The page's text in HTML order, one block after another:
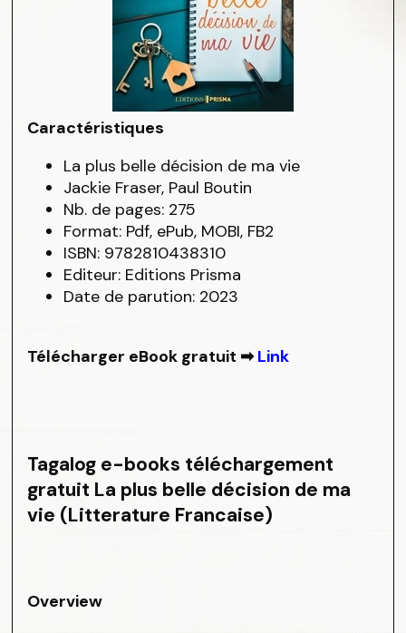
Caractéristiques
La plus belle décision de ma vie
Jackie Fraser, Paul Boutin
Nb. de pages: 275
Format: Pdf, ePub, MOBI, FB2
ISBN: 9782810438310
Editeur: Editions Prisma
Date de parution: 2023
Télécharger eBook gratuit ➡Link
Tagalog e-books téléchargement
gratuit La plus belle décision de ma
vie (Litterature Francaise)
Overview